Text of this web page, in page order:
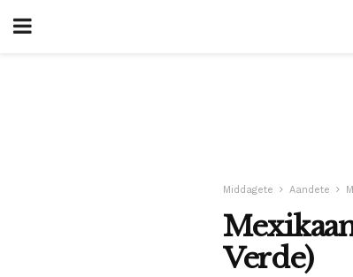
Middagete Aandete
Verde)